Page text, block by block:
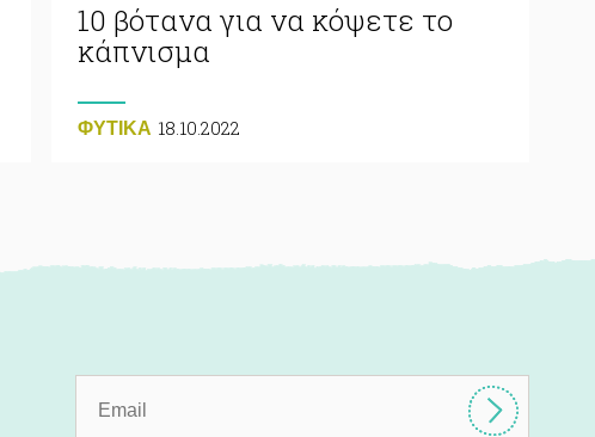
10 βότανα για να κόψετε το
κάπνισμα
ΦΥΤΙΚA 18.10.2022